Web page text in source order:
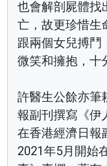
也會解剖屍體找
亡，故更珍惜生
跟兩個女兒搏鬥
微笑和擁抱，十
許醫生公餘亦筆
報副刊撰寫《伊
在香港經濟日報
2021年5月開始